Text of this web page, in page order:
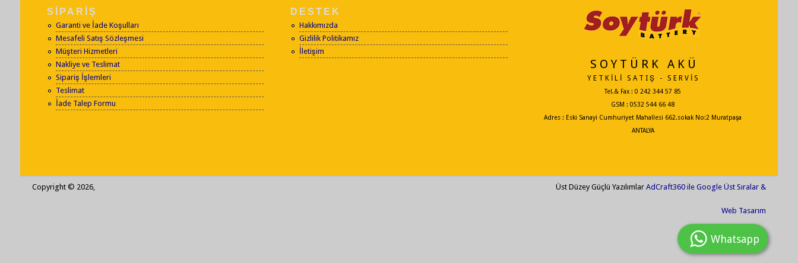
SİPARİŞ
Garanti ve İade Koşulları
Mesafeli Satış Sözleşmesi
Müşteri Hizmetleri
Nakliye ve Teslimat
Sipariş İşlemleri
Teslimat
İade Talep Formu
DESTEK
Hakkımızda
Gizlilik Politikamız
İletişim
S O Y T Ü R K A K Ü
Y E T K İ L İ S A T I Ş - S E R V İ S
Tel.& Fax : 0 242 344 57 85
GSM : 0532 544 66 48
Adres : Eski Sanayi Cumhuriyet Mahallesi 662.sokak No:2 Muratpaşa
ANTALYA
Copyright © 2026, Üst Düzey Güçlü YazılımlarAdCraft360 ile Google Üst Sıralar &
Web Tasarım
Whatsapp